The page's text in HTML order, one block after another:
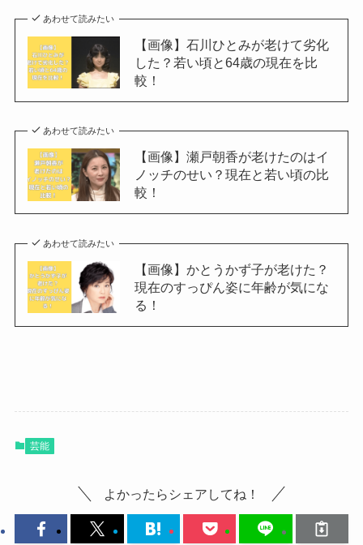
あわせて読みたい
【画像】石川ひとみが老けて劣化
した？若い頃と64歳の現在を比
較！
あわせて読みたい
【画像】瀬戸朝香が老けたのはイ
ノッチのせい？現在と若い頃の比
較！
あわせて読みたい
【画像】かとうかず子が老けた？
現在のすっぴん姿に年齢が気にな
る！
芸能
よかったらシェアしてね！